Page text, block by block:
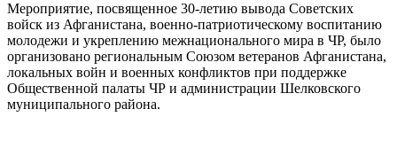
Мероприятие, посвященное 30-летию вывода Советских
войск из Афганистана, военно-патриотическому воспитанию
молодежи и укреплению межнационального мира в ЧР, было
организовано региональным Союзом ветеранов Афганистана,
локальных войн и военных конфликтов при поддержке
Общественной палаты ЧР и администрации Шелковского
муниципального района.